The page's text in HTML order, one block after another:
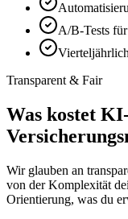
A/B-Tests
Transparent & Fair
Was kostet
Wir glauben an
von der Komplexität
Orientierung, was du